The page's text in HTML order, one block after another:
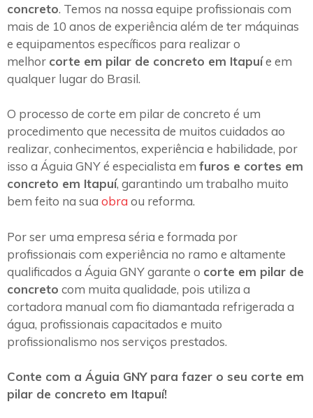
concreto. Temos na nossa equipe profissionais com
mais de 10 anos de experiência além de ter máquinas
e equipamentos específicos para realizar o
melhor corte em pilar de concreto em Itapuíe em
qualquer lugar do Brasil.
O processo de corte em pilar de concreto é um
procedimento que necessita de muitos cuidados ao
realizar, conhecimentos, experiência e habilidade, por
isso a Águia GNY é especialista em furos e cortes em
concreto em Itapuí, garantindo um trabalho muito
bem feito na sua obra ou reforma.
Por ser uma empresa séria e formada por
profissionais com experiência no ramo e altamente
qualificados a Águia GNY garante o corte em pilar de
concreto com muita qualidade, pois utiliza a
cortadora manual com fio diamantada refrigerada a
água, profissionais capacitados e muito
profissionalismo nos serviços prestados.
Conte com a Águia GNY para fazer o seu corte em
pilar de concreto em Itapuí!